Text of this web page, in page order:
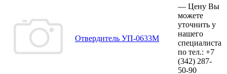
Отвердитель УП-0633М
— Цену Вы
можете
уточнить у
нашего
специалиста
по тел.: +7
(342) 287-
50-90